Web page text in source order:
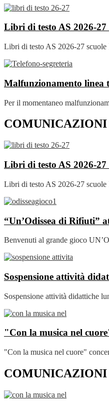
Libri di testo AS 2026-27
Libri di testo AS 2026-27
Malfunzionamento linea
Per il momentaneo
Libri di testo AS 2026-27
Libri di testo AS 2026-27
“Un’Odissea di Rifiuti”
Benvenuti al grande gioco
Sospensione attività
Sospensione attività didattiche
"Con la musica nel
"Con la musica nel cuore"
COMUNICAZIONI